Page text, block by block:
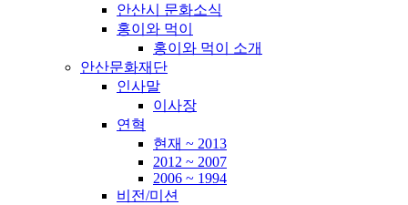
안산시 문화소식
홍이와 먹이
홍이와 먹이 소개
안산문화재단
인사말
이사장
연혁
현재 ~ 2013
2012 ~ 2007
2006 ~ 1994
비전/미션